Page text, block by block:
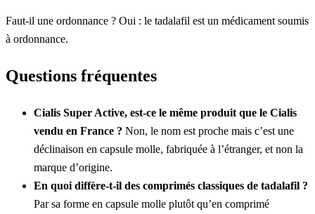
Faut-il une ordonnance ? Oui : le tadalafil est un médicament soumis
à ordonnance.
Questions fréquentes
Cialis Super Active, est-ce le même produit que le Cialis
vendu en France ? Non, le nom est proche mais c’est une
déclinaison en capsule molle, fabriquée à l’étranger, et non la
marque d’origine.
En quoi diffère-t-il des comprimés classiques de tadalafil ?
Par sa forme en capsule molle plutôt qu’en comprimé